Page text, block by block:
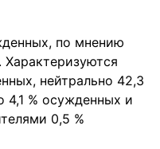
по мнению
нейтрально 42,3
4,1 % осужденных и
0,5 %